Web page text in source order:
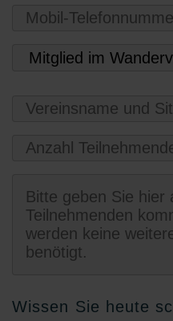
Wissen Sie heute